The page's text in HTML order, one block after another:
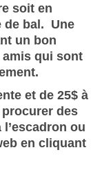
soit en
de bal. Une
un bon
qui sont
et de 25$ à
procurer des
ou
en cliquant